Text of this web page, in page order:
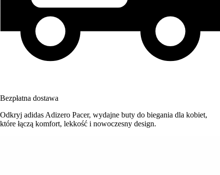
Bezpłatna dostawa
Odkryj adidas Adizero Pacer, wydajne buty do biegania dla kobiet,
które łączą komfort, lekkość i nowoczesny design.